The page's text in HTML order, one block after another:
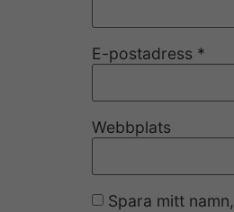
E-postadress *
Webbplats
Spara mitt